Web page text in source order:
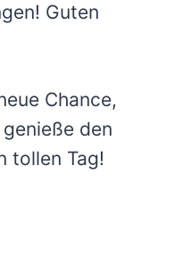
Guten
Chance,
den
tollen Tag!